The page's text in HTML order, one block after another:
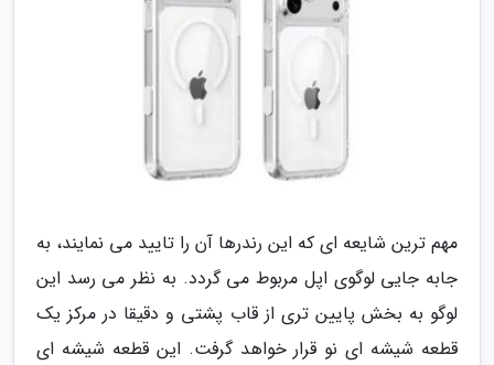
مهم ترین شایعه ای که این رندرها آن را تایید می نمایند، به
جابه جایی لوگوی اپل مربوط می گردد. به نظر می رسد این
لوگو به بخش پایین تری از قاب پشتی و دقیقا در مرکز یک
قطعه شیشه ای نو قرار خواهد گرفت. این قطعه شیشه ای